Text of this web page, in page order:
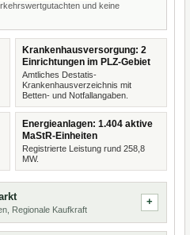
und keine
Krankenhausversorgung: 2
Einrichtungen im PLZ-Gebiet
Amtliches Destatis-
Krankenhausverzeichnis mit
Betten- und Notfallangaben.
Energieanlagen: 1.404 aktive
MaStR-Einheiten
Registrierte Leistung rund 258,8
MW.
Regionale Kaufkraft